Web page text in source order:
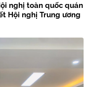
nghị toàn quốc quán
Hội nghị Trung ương